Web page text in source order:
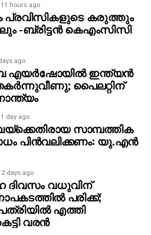
11 hours ago
കരുത്തും
-ബ്രിട്ടൻ കെഎംസിസി
ago
ഇന്ത്യന്‍
പൈലറ്റിന്
1 day ago
സാമ്പത്തിക
പിന്‍വലിക്കണം: യു.എന്‍
2 days ago
ദിവസം വധുവിന്
പരിക്ക്;
എത്തി
വരന്‍